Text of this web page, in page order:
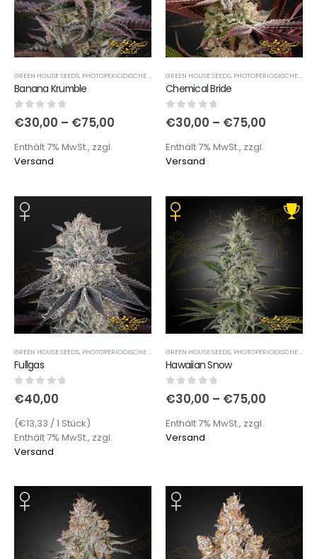
GREEN HOUSE SEEDS, PHOTOPERIODISCHE SORTEN
Banana Krumble
0out of 5
€30,00 – €75,00
Enthält 7% MwSt., zzgl.
Versand
GREEN HOUSE SEEDS, PHOTOPERIODISCHE SORTEN
Chemical Bride
0out of 5
€30,00 – €75,00
Enthält 7% MwSt., zzgl.
Versand
GREEN HOUSE SEEDS, PHOTOPERIODISCHE SORTEN
Fullgas
out of 5
€40,00
(€13,33 / 1 Stück)
Enthält 7% MwSt., zzgl.
Versand
GREEN HOUSE SEEDS, PHOTOPERIODISCHE SORTEN
Hawaiian Snow
out of 5
€30,00 – €75,00
Enthält 7% MwSt., zzgl.
Versand